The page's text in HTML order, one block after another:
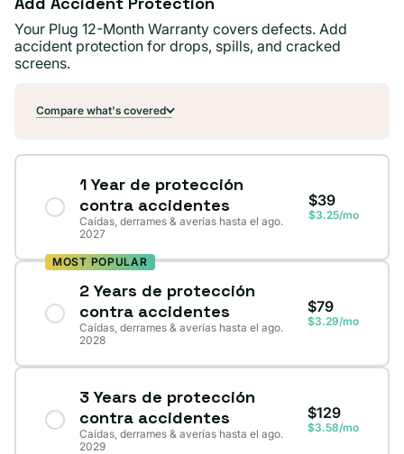
Your Plug 12-Month Warranty covers defects. Add
accident protection for drops, spills, and cracked
screens.
Compare what's covered
1 Year de protección
contra accidentes
Caídas, derrames & averías hasta el ago.
2027
$39
$3.25/mo
MOST POPULAR
2 Years de protección
contra accidentes
Caídas, derrames & averías hasta el ago.
2028
$79
$3.29/mo
3 Years de protección
contra accidentes
Caídas, derrames & averías hasta el ago.
2029
$129
$3.58/mo